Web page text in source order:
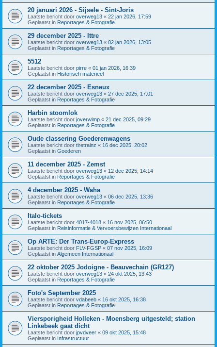
20 januari 2026 - Sijsele - Sint-Joris
Laatste bericht door overweg13 « 22 jan 2026, 17:59
Geplaatst in Reportages & Fotografie
29 december 2025 - Ittre
Laatste bericht door overweg13 « 02 jan 2026, 13:05
Geplaatst in Reportages & Fotografie
5512
Laatste bericht door pirre « 01 jan 2026, 16:39
Geplaatst in Historisch materieel
22 december 2025 - Esneux
Laatste bericht door overweg13 « 27 dec 2025, 17:01
Geplaatst in Reportages & Fotografie
Harbin stoomlok
Laatste bericht door joverwimp « 21 dec 2025, 09:29
Geplaatst in Reportages & Fotografie
Oude classering Goederenwagens
Laatste bericht door tiretrainz « 16 dec 2025, 20:02
Geplaatst in Goederen
11 december 2025 - Zemst
Laatste bericht door overweg13 « 12 dec 2025, 14:14
Geplaatst in Reportages & Fotografie
4 december 2025 - Waha
Laatste bericht door overweg13 « 06 dec 2025, 13:36
Geplaatst in Reportages & Fotografie
Italo-tickets
Laatste bericht door 4017-4018 « 16 nov 2025, 06:50
Geplaatst in Reisinformatie & Vervoersbewijzen Internationaal
Op ARTE: Der Trans-Europ-Express
Laatste bericht door FLV-FGSP « 07 nov 2025, 16:09
Geplaatst in Algemeen Internationaal
22 oktober 2025 Jodoigne - Beauvechain (GR127)
Laatste bericht door overweg13 « 24 okt 2025, 13:43
Geplaatst in Reportages & Fotografie
Foto's September 2025
Laatste bericht door vdabeeb « 16 okt 2025, 16:38
Geplaatst in Reportages & Fotografie
Viersporigheid Holleken - Moensberg uitgesteld; station
Linkebeek gaat dicht
Laatste bericht door jpvdveer « 09 okt 2025, 15:48
Geplaatst in Infrastructuur